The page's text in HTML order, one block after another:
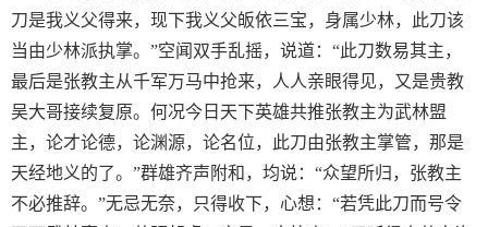
刀是我义父得来，现下我义父皈依三宝，身属少林，此刀该
当由少林派执掌。”空闻双手乱摇，说道：“此刀数易其主，
最后是张教主从千军万马中抢来，人人亲眼得见，又是贵教
吴大哥接续复原。何况今日天下英雄共推张教主为武林盟
主，论才论德，论渊源，论名位，此刀由张教主掌管，那是
天经地义的了。”群雄齐声附和，均说：“众望所归，张教主
不必推辞。”无忌无奈，只得收下，心想：“若凭此刀而号令